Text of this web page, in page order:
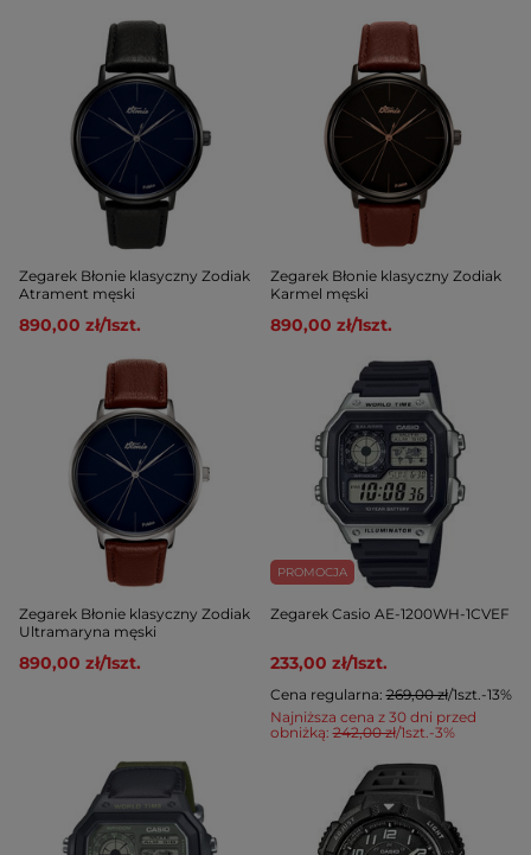
Zegarek Błonie klasyczny Zodiak
Atrament męski
890,00 zł/1szt.
Zegarek Błonie klasyczny Zodiak
Karmel męski
890,00 zł/1szt.
Zegarek Błonie klasyczny Zodiak
Ultramaryna męski
890,00 zł/1szt.
PROMOCJA
Zegarek Casio AE-1200WH-1CVEF
233,00 zł/1szt.
Najniższa cena z 30 dni przed
obniżką:242,00 zł/1szt.-3%
Cena regularna:269,00 zł/1szt.-13%